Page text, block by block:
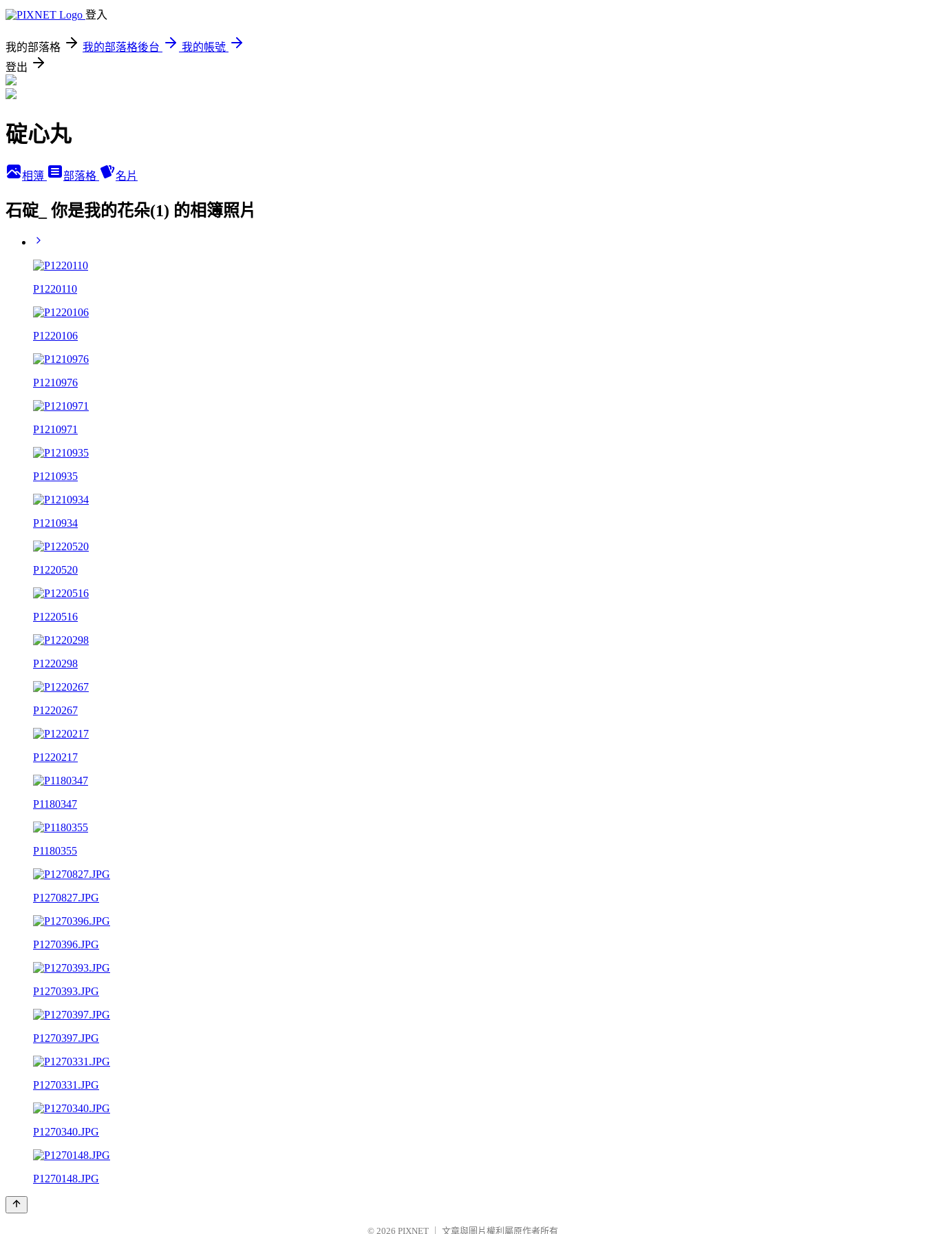
登入
我的部落格 我的部落格後台
我的帳號
登出
碇心丸
相簿 部落格 名片
石碇_ 你是我的花朵(1) 的相簿照片
P1220110
P1220106
P1210976
P1210971
P1210935
P1210934
P1220520
P1220516
P1220298
P1220267
P1220217
P1180347
P1180355
P1270827.JPG
P1270396.JPG
P1270393.JPG
P1270397.JPG
P1270331.JPG
P1270340.JPG
P1270148.JPG
© 2026 PIXNET 文章與圖片權利屬原作者所有